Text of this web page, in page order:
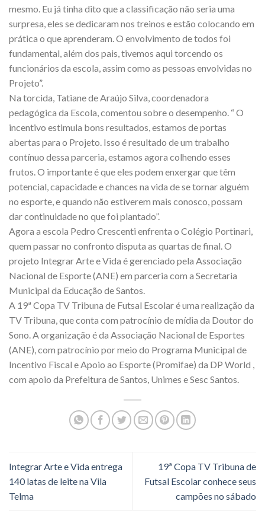
mesmo. Eu já tinha dito que a classificação não seria uma
surpresa, eles se dedicaram nos treinos e estão colocando em
prática o que aprenderam. O envolvimento de todos foi
fundamental, além dos pais, tivemos aqui torcendo os
funcionários da escola, assim como as pessoas envolvidas no
Projeto”.
Na torcida, Tatiane de Araújo Silva, coordenadora
pedagógica da Escola, comentou sobre o desempenho. “ O
incentivo estimula bons resultados, estamos de portas
abertas para o Projeto. Isso é resultado de um trabalho
contínuo dessa parceria, estamos agora colhendo esses
frutos. O importante é que eles podem enxergar que têm
potencial, capacidade e chances na vida de se tornar alguém
no esporte, e quando não estiverem mais conosco, possam
dar continuidade no que foi plantado”.
Agora a escola Pedro Crescenti enfrenta o Colégio Portinari,
quem passar no confronto disputa as quartas de final. O
projeto Integrar Arte e Vida é gerenciado pela Associação
Nacional de Esporte (ANE) em parceria com a Secretaria
Municipal da Educação de Santos.
A 19ª Copa TV Tribuna de Futsal Escolar é uma realização da
TV Tribuna, que conta com patrocínio de mídia da Doutor do
Sono. A organização é da Associação Nacional de Esportes
(ANE), com patrocínio por meio do Programa Municipal de
Incentivo Fiscal e Apoio ao Esporte (Promifae) da DP World ,
com apoio da Prefeitura de Santos, Unimes e Sesc Santos.
Integrar Arte e Vida entrega
140 latas de leite na Vila
Telma
19ª Copa TV Tribuna de
Futsal Escolar conhece seus
campões no sábado